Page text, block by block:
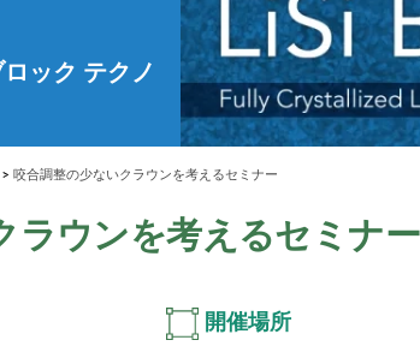
to your
ー
ブック」公
ック テクノ
Prime
咬合調整の少ないクラウンを考えるセミナー
ラウンを考えるセミナー
開催場所